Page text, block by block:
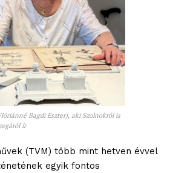
Bagdi Eszter), aki Szolnokról is
ír
(TVM) több mint hetven évvel
egyik fontos